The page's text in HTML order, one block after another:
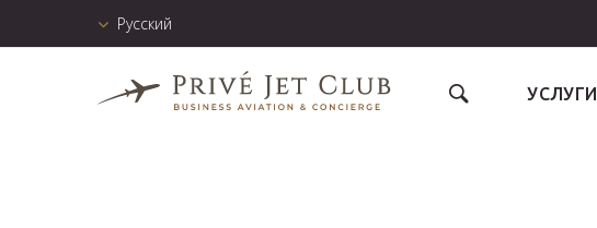
Русский
УСЛУГИ